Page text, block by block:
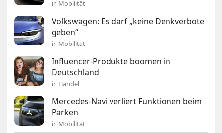
in Mobilität
Volkswagen: Es darf „keine Denkverbote
geben“
in Mobilität
Influencer-Produkte boomen in
Deutschland
in Handel
Mercedes-Navi verliert Funktionen beim
Parken
in Mobilität